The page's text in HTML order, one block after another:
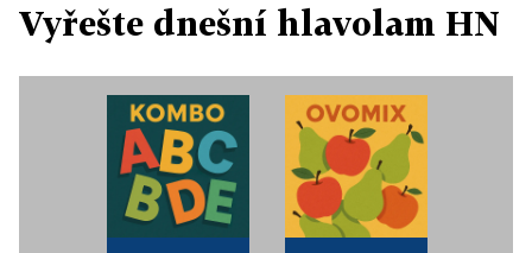
Vyřešte dnešní hlavolam HN